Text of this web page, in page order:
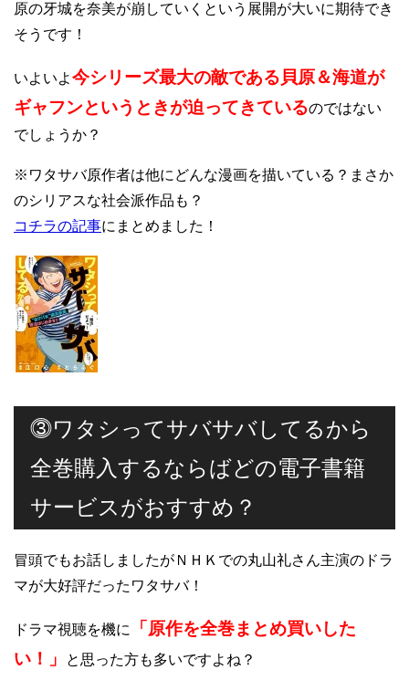
原の牙城を奈美が崩していくという展開が大いに期待でき
そうです！
いよいよ今シリーズ最大の敵である貝原＆海道が
ギャフンというときが迫ってきているのではない
でしょうか？
※ワタサバ原作者は他にどんな漫画を描いている？まさか
のシリアスな社会派作品も？
コチラの記事にまとめました！
⓷ワタシってサバサバしてるから
全巻購入するならばどの電子書籍
サービスがおすすめ？
冒頭でもお話しましたがＮＨＫでの丸山礼さん主演のドラ
マが大好評だったワタサバ！
ドラマ視聴を機に
「原作を全巻まとめ買いした
い！」
と思った方も多いですよね？